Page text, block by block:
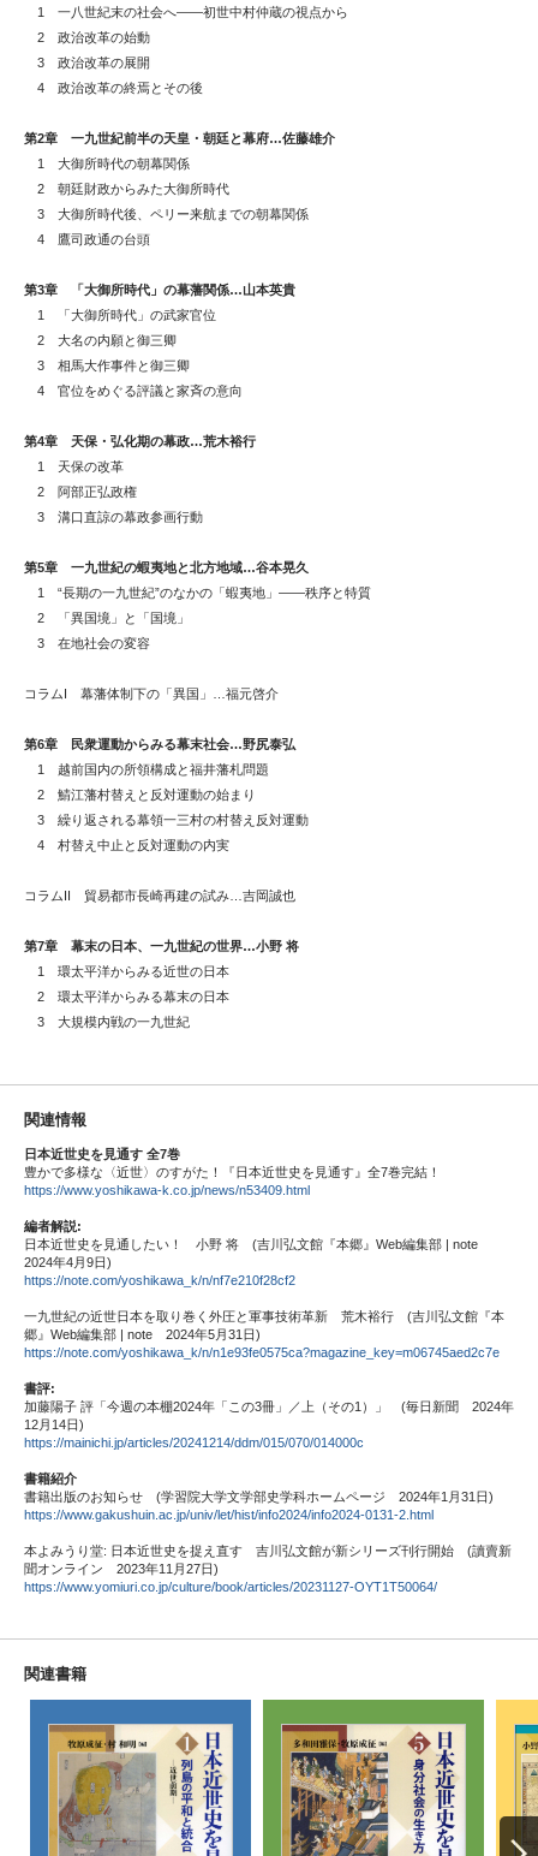
1 一八世紀末の社会へ――初世中村仲蔵の視点から
2 政治改革の始動
3 政治改革の展開
4 政治改革の終焉とその後
第2章 一九世紀前半の天皇・朝廷と幕府…佐藤雄介
1 大御所時代の朝幕関係
2 朝廷財政からみた大御所時代
3 大御所時代後、ペリー来航までの朝幕関係
4 鷹司政通の台頭
第3章 「大御所時代」の幕藩関係…山本英貴
1 「大御所時代」の武家官位
2 大名の内願と御三卿
3 相馬大作事件と御三卿
4 官位をめぐる評議と家斉の意向
第4章 天保・弘化期の幕政…荒木裕行
1 天保の改革
2 阿部正弘政権
3 溝口直諒の幕政参画行動
第5章 一九世紀の蝦夷地と北方地域…谷本晃久
1 “長期の一九世紀”のなかの「蝦夷地」――秩序と特質
2 「異国境」と「国境」
3 在地社会の変容
コラムI 幕藩体制下の「異国」…福元啓介
第6章 民衆運動からみる幕末社会…野尻泰弘
1 越前国内の所領構成と福井藩札問題
2 鯖江藩村替えと反対運動の始まり
3 繰り返される幕領一三村の村替え反対運動
4 村替え中止と反対運動の内実
コラムII 貿易都市長崎再建の試み…吉岡誠也
第7章 幕末の日本、一九世紀の世界…小野 将
1 環太平洋からみる近世の日本
2 環太平洋からみる幕末の日本
3 大規模内戦の一九世紀
関連情報
日本近世史を見通す 全7巻
豊かで多様な〈近世〉のすがた！『日本近世史を見通す』全7巻完結！
https://www.yoshikawa-k.co.jp/news/n53409.html
編者解説:
日本近世史を見通したい！ 小野 将 (吉川弘文館『本郷』Web編集部 | note
2024年4月9日)
https://note.com/yoshikawa_k/n/nf7e210f28cf2
一九世紀の近世日本を取り巻く外圧と軍事技術革新 荒木裕行 (吉川弘文館『本
郷』Web編集部 | note 2024年5月31日)
https://note.com/yoshikawa_k/n/n1e93fe0575ca?magazine_key=m06745aed2c7e
書評:
加藤陽子 評「今週の本棚2024年「この3冊」／上（その1）」 (毎日新聞 2024年
12月14日)
https://mainichi.jp/articles/20241214/ddm/015/070/014000c
書籍紹介
書籍出版のお知らせ (学習院大学文学部史学科ホームページ 2024年1月31日)
https://www.gakushuin.ac.jp/univ/let/hist/info2024/info2024-0131-2.html
本よみうり堂: 日本近世史を捉え直す 吉川弘文館が新シリーズ刊行開始 (讀賣新
聞オンライン 2023年11月27日)
https://www.yomiuri.co.jp/culture/book/articles/20231127-OYT1T50064/
関連書籍